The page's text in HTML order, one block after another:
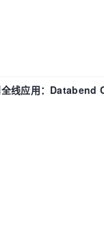
全线应用：Databend
数据管道